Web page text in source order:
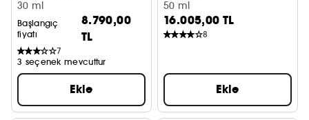
30 ml
Başlangıç
fiyatı
8.790,00
TL
7
3 seçenek mevcuttur
Ekle
Eau de Parfum
50 ml
16.005,00 TL
8
Ekle